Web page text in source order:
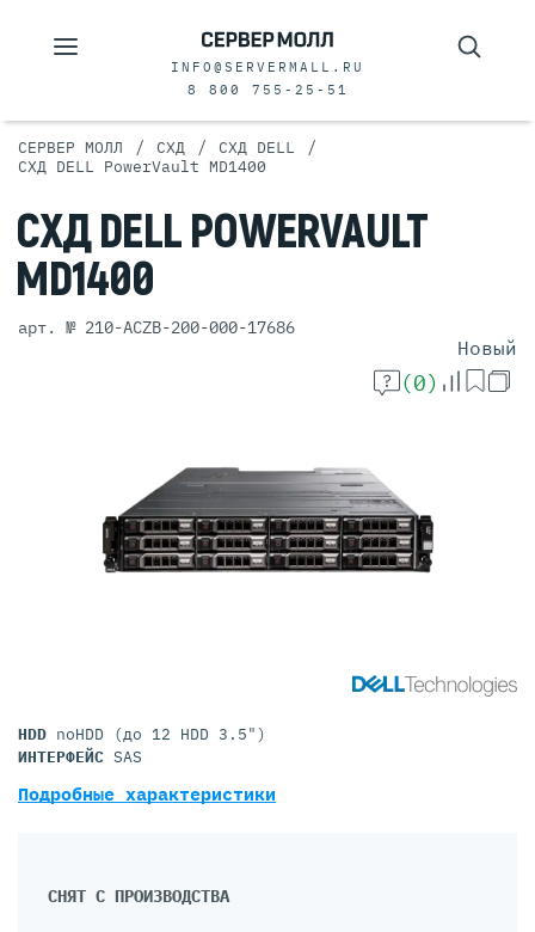
INFO@SERVERMALL.RU
8 800 755-25-51
СЕРВЕР МОЛЛ / СХД / СХД DELL /
СХД DELL PowerVault MD1400
СХДDELLPOWERVAULT
MD1400
арт. № 210-ACZB-200-000-17686
Новый
(0)
СНЯТ С ПРОИЗВОДСТВА
HDD noHDD (до 12 HDD 3.5")
ИНТЕРФЕЙС SAS
Подробные характеристики